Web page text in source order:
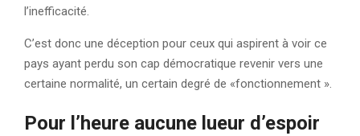
l’inefficacité.
C’est donc une déception pour ceux qui aspirent à voir ce
pays ayant perdu son cap démocratique revenir vers une
certaine normalité, un certain degré de «fonctionnement ».
Pour l’heure aucune lueur d’espoir